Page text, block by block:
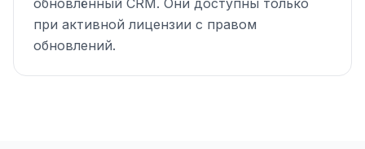
обновлённый CRM. Они доступны только
при активной лицензии с правом
обновлений.